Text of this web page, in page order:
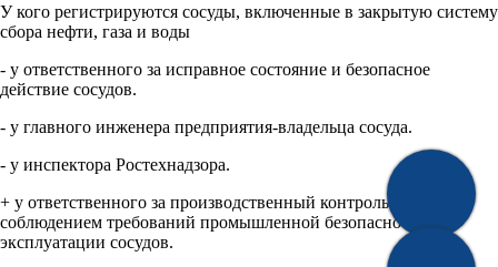
У кого регистрируются сосуды, включенные в закрытую систему
сбора нефти, газа и воды
- у ответственного за исправное состояние и безопасное
действие сосудов.
- у главного инженера предприятия-владельца сосуда.
- у инспектора Ростехнадзора.
+ у ответственного за производственный контроль за
соблюдением требований промышленной безопасности при
эксплуатации сосудов.